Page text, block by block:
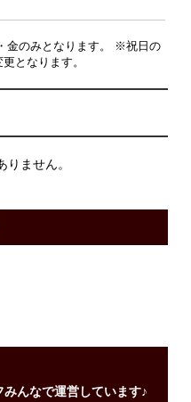
金のみとなります。 ※祝日の
となります。
ません。
んなで運営しています♪